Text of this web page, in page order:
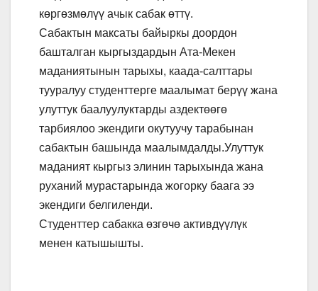
көргөзмөлүү ачык сабак өттү.
Сабактын максаты байыркы доордон
башталган кыргыздардын Ата-Мекен
маданиятынын тарыхы, каада-салттары
тууралуу студенттерге маалымат берүү жана
улуттук баалуулуктарды аздектөөгө
тарбиялоо экендиги окутуучу тарабынан
сабактын башында маалымдалды.Улуттук
маданият кыргыз элинин тарыхында жана
руханий мурастарында жогорку баага ээ
экендиги белгиленди.
Студенттер сабакка өзгөчө активдүүлүк
менен катышышты.